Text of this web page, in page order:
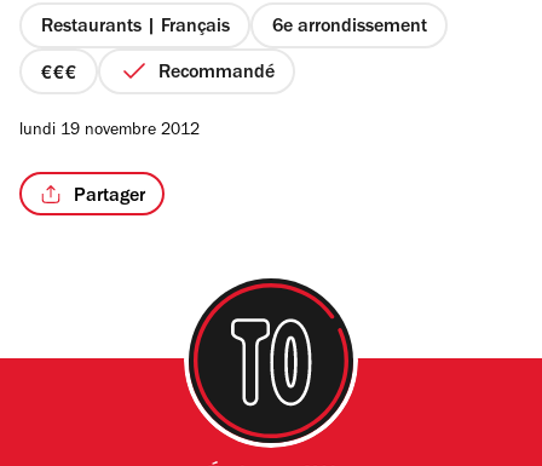
étoiles
Restaurants | Français 6e arrondissement
prix
4
Recommandé
lundi 19 novembre 2012
Partager